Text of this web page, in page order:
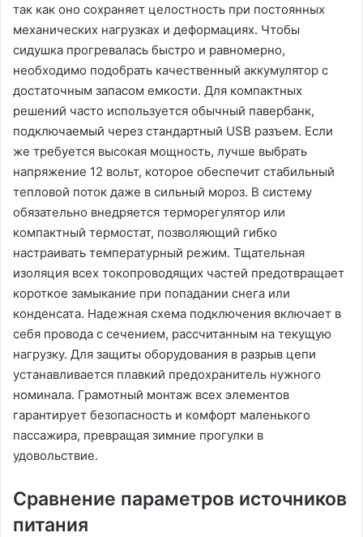
так как оно сохраняет целостность при постоянных
механических нагрузках и деформациях. Чтобы
сидушка прогревалась быстро и равномерно,
необходимо подобрать качественный аккумулятор с
достаточным запасом емкости. Для компактных
решений часто используется обычный павербанк,
подключаемый через стандартный USB разъем. Если
же требуется высокая мощность, лучше выбрать
напряжение 12 вольт, которое обеспечит стабильный
тепловой поток даже в сильный мороз. В систему
обязательно внедряется терморегулятор или
компактный термостат, позволяющий гибко
настраивать температурный режим. Тщательная
изоляция всех токопроводящих частей предотвращает
короткое замыкание при попадании снега или
конденсата. Надежная схема подключения включает в
себя провода с сечением, рассчитанным на текущую
нагрузку. Для защиты оборудования в разрыв цепи
устанавливается плавкий предохранитель нужного
номинала. Грамотный монтаж всех элементов
гарантирует безопасность и комфорт маленького
пассажира, превращая зимние прогулки в
удовольствие.
Сравнение параметров источников
питания